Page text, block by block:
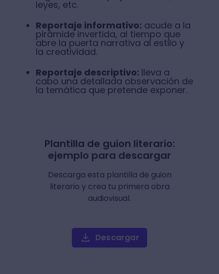
leyes, etc.
Reportaje informativo: acude a la
pirámide invertida, al tiempo que
abre la puerta narrativa al estilo y
la creatividad.
Reportaje descriptivo: lleva a
cabo una detallada observación de
la temática que pretende exponer.
Plantilla de guion literario:
ejemplo para descargar
Descarga esta plantilla de guion
literario y crea tu primera obra
audiovisual.
Descargar